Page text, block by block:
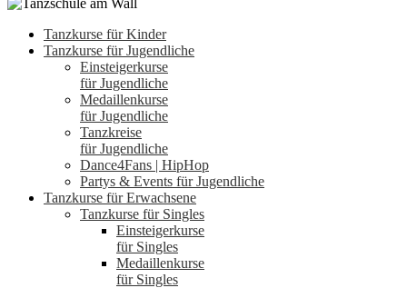
Tanzkurse für Kinder
Tanzkurse für Jugendliche
Einsteigerkurse
für Jugendliche
Medaillenkurse
für Jugendliche
Tanzkreise
für Jugendliche
Dance4Fans | HipHop
Partys & Events für Jugendliche
Tanzkurse für Erwachsene
Tanzkurse für Singles
Einsteigerkurse
für Singles
Medaillenkurse
für Singles